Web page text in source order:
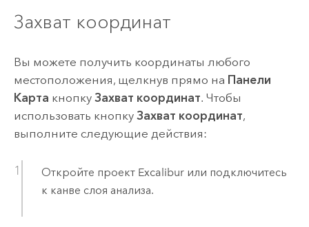
Захват координат
Вы можете получить координаты любого
местоположения, щелкнув прямо на Панели
Карта кнопку Захват координат. Чтобы
использовать кнопку Захват координат,
выполните следующие действия:
Откройте проект Excaliburили подключитесь
к канве слоя анализа.